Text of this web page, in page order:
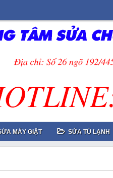
MÁY GIẶT SỬA TỦ LẠNH